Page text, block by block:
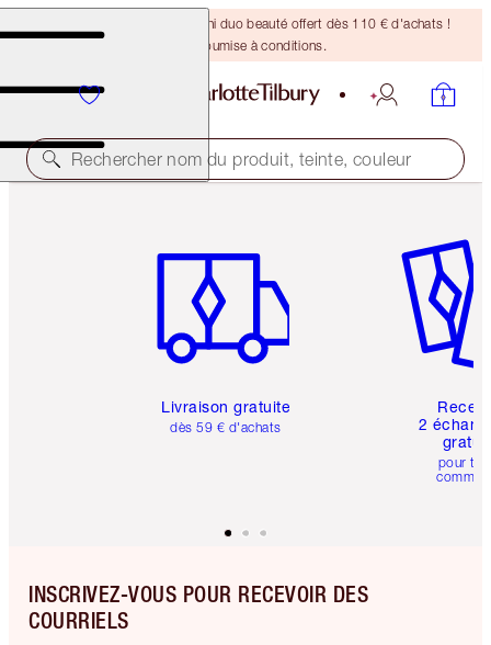
DERNIÈRE CHANCE ! Un mini duo beauté offert dès 110 € d'achats !
Offre soumise à conditions.
Rechercher nom du produit, teinte, couleur
Livraison gratuite
dès 59 € d'achats
2
pour
INSCRIVEZ-VOUS POUR RECEVOIR DES
COURRIELS